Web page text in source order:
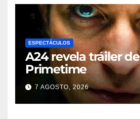
ESPECTÁCULOS
A24 revela tráiler de
Primetime
7 AGOSTO, 2026